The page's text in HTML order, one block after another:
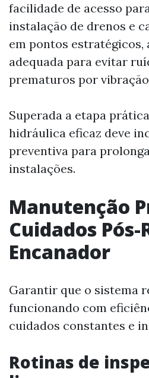
facilidade de acesso
instalação de drenos e
em pontos estratégicos,
adequada para evitar
prematuros por
Superada a etapa
hidráulica eficaz deve
preventiva para
instalações.
Manutenção
Cuidados
Encanador
Garantir que o sistema
funcionando com
cuidados constantes e
Rotinas de